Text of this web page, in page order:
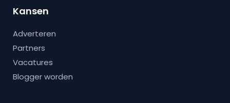
Kansen
Adverteren
Partners
Vacatures
Blogger worden